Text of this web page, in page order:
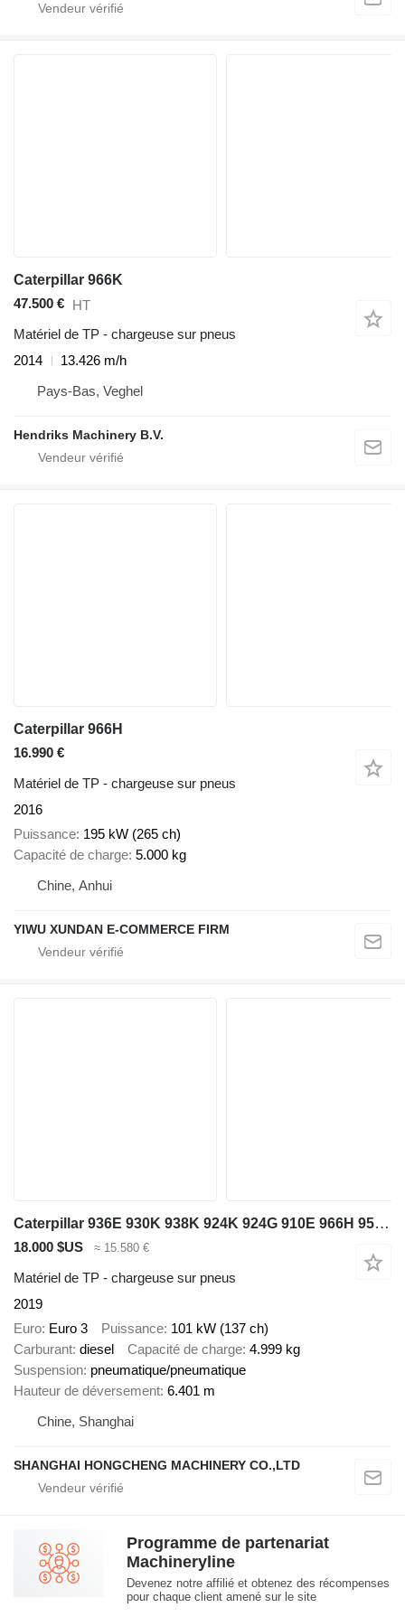
Caterpillar 966K
47.500 € HT
Matériel de TP - chargeuse sur pneus
2014
13.426 m/h
Pays-Bas, Veghel
Hendriks Machinery B.V.
Caterpillar 966H
16.990 €
Matériel de TP - chargeuse sur pneus
2016
Puissance 195 kW (265 ch)
Capacité de charge 5.000 kg
Chine, Anhui
YIWU XUNDAN E-COMMERCE FIRM
Caterpillar 936E 930K 938K 924K 924G 910E 966H 950H
18.000 $US ≈ 15.580 €
Matériel de TP - chargeuse sur pneus
2019
Euro Euro 3 Puissance 101 kW (137 ch)
Carburant diesel Capacité de charge 4.999 kg
Suspension pneumatique/pneumatique
Hauteur de déversement 6.401 m
Chine, Shanghai
SHANGHAI HONGCHENG MACHINERY CO.,LTD
Programme de partenariat
Machineryline
Devenez notre affilié et obtenez des récompenses
pour chaque client amené sur le site